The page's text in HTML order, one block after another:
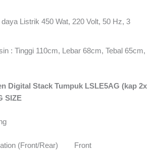
Listrik 450 Wat, 220 Volt, 50 Hz, 3
: Tinggi 110cm, Lebar 68cm, Tebal 65cm,
Digital Stack Tumpuk LSLE5AG (kap 2x
SIZE
(Front/Rear) Front